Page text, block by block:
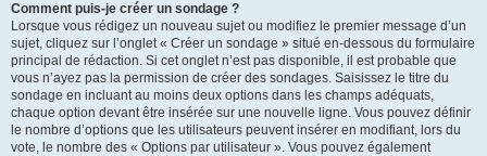
Comment puis-je créer un sondage ?
Lorsque vous rédigez un nouveau sujet ou modifiez le premier message d’un
sujet, cliquez sur l’onglet « Créer un sondage » situé en-dessous du formulaire
principal de rédaction. Si cet onglet n’est pas disponible, il est probable que
vous n’ayez pas la permission de créer des sondages. Saisissez le titre du
sondage en incluant au moins deux options dans les champs adéquats,
chaque option devant être insérée sur une nouvelle ligne. Vous pouvez définir
le nombre d’options que les utilisateurs peuvent insérer en modifiant, lors du
vote, le nombre des « Options par utilisateur ». Vous pouvez également